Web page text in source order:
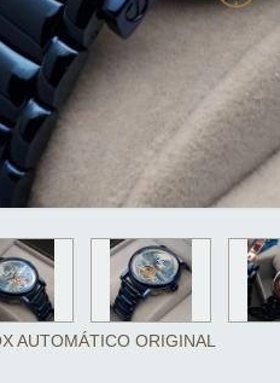
AUTOMÁTICO ORIGINAL